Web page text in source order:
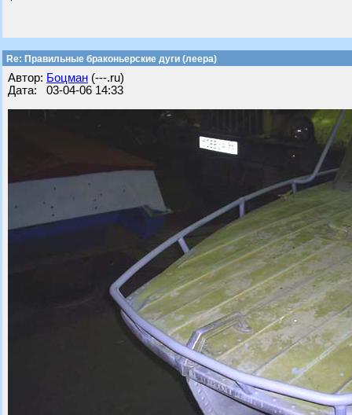
Re: Правильные браконьерские дуги (леера)
Автор: Бoцман (---.ru)
Дата: 03-04-06 14:33